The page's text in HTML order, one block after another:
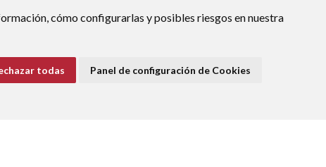
cómo configurarlas y posibles riesgos en nuestra
todas Panel de configuración de Cookies